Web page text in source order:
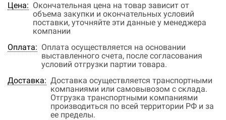
Цена: Окончательная цена на товар зависит от
объема закупки и окончательных условий
поставки, уточняйте эти данные у менеджера
компании
Оплата: Оплата осуществляется на основании
выставленного счета, после согласования
условий отгрузки партии товара.
Доставка: Доставка осуществляется транспортными
компаниями или самовывозом с склада.
Отгрузка транспортными компаниями
производиться по всей территории РФ и за
ее пределы.